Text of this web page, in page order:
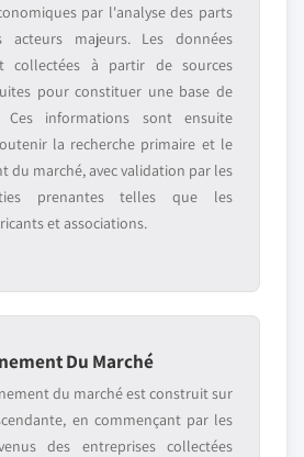
par l'analyse des parts
acteurs majeurs. Les données
collectées à partir de sources
pour constituer une base de
Ces informations sont ensuite
la recherche primaire et le
du marché, avec validation par les
prenantes telles que les
et associations.
Du Marché
du marché est construit sur
en commençant par les
des entreprises collectées